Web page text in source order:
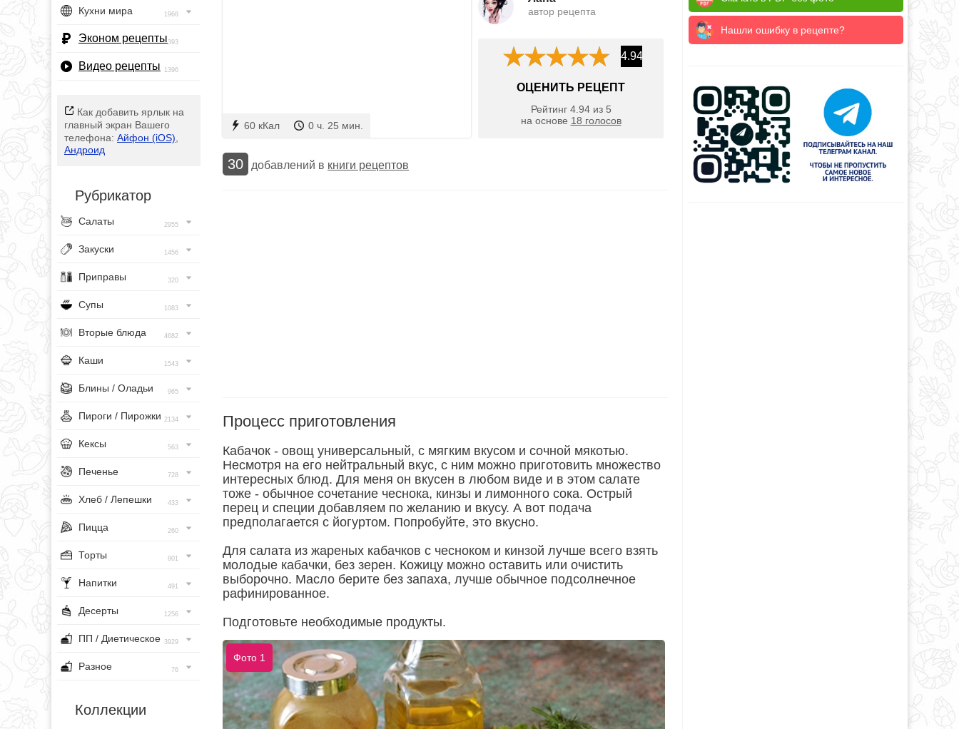
Кухни мира 1968
Эконом рецепты393
Видео рецепты 1396
Как добавить ярлык на
главный экран Вашего
телефона: Айфон (iOS)
Андроид
Рубрикатор
Салаты 2955
Закуски 1456
Приправы 320
Супы 1083
Вторые блюда 4682
Каши 1543
Блины / Оладьи 965
Пироги / Пирожки 2134
Кексы 563
Печенье 728
Хлеб / Лепешки 433
Пицца 260
Торты 801
Напитки 491
Десерты 1256
ПП / Диетическое 3929
Разное 76
Коллекции
60 кКал 0 ч. 25 мин.
автор рецепта
4.94
ОЦЕНИТЬ РЕЦЕПТ
Рейтинг 4.94из 5
на основе 18 голосов
30 добавлений в книги рецептов
Процесс приготовления
Кабачок - овощ универсальный, с мягким вкусом и сочной мякотью.
Несмотря на его нейтральный вкус, с ним можно приготовить множество
интересных блюд. Для меня он вкусен в любом виде и в этом салате
тоже - обычное сочетание чеснока, кинзы и лимонного сока. Острый
перец и специи добавляем по желанию и вкусу. А вот подача
предполагается с йогуртом. Попробуйте, это вкусно.
Для салата из жареных кабачков с чесноком и кинзой лучше всего взять
молодые кабачки, без зерен. Кожицу можно оставить или очистить
выборочно. Масло берите без запаха, лучше обычное подсолнечное
рафинированное.
Подготовьте необходимые продукты.
Фото 1
Нашли ошибку в рецепте?